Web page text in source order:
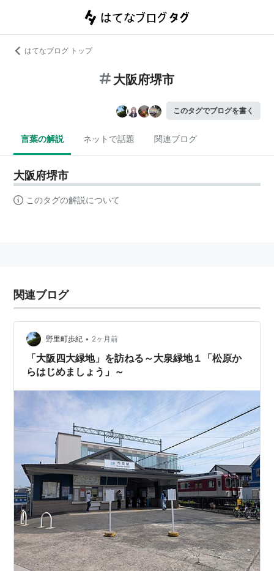
はてなブログ トップ
大阪府堺市
このタグでブログを書く
言葉の解説 ネットで話題 関連ブログ
大阪府堺市
このタグの解説について
関連ブログ
野里町歩紀 • 2ヶ月前
「大阪四大緑地」を訪ねる～大泉緑地１「松原か
らはじめましょう」～